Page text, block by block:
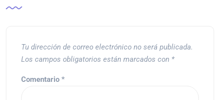
Tu dirección de correo electrónico no será publicada.
Los campos obligatorios están marcados con *
Comentario *